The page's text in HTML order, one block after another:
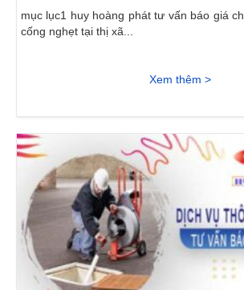
mục lục1 huy hoàng phát tư vấn báo giá
cống nghẹt tại thị xã...
Xem thêm >